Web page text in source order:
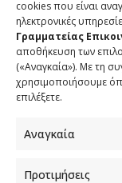
cookies που είναι
ηλεκτρονικές
Γραμματείας
αποθήκευση των
(«Αναγκαία»). Με τη
χρησιμοποιήσουμε
επιλέξετε.
Αναγκαία
Προτιμήσεις